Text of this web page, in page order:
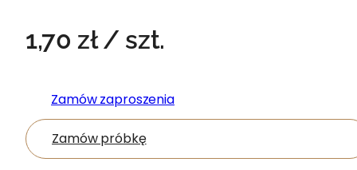
1,70zł/ szt.
Zamów zaproszenia
Zamów próbkę